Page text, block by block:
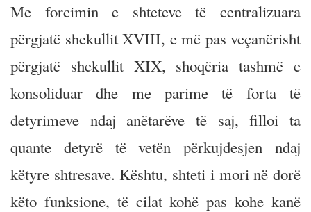
Me forcimin e shteteve të centralizuara
përgjatë shekullit XVIII, e më pas veçanërisht
përgjatë shekullit XIX, shoqëria tashmë e
konsoliduar dhe me parime të forta të
detyrimeve ndaj anëtarëve të saj, filloi ta
quante detyrë të vetën përkujdesjen ndaj
këtyre shtresave. Kështu, shteti i mori në dorë
këto funksione, të cilat kohë pas kohe kanë